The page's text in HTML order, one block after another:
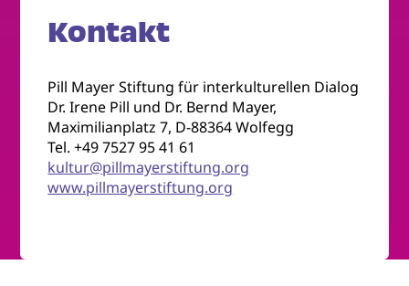
Kontakt
Pill Mayer Stiftung für interkulturellen Dialog
Dr. Irene Pill und Dr. Bernd Mayer,
Maximilianplatz 7, D-88364 Wolfegg
Tel. +49 7527 95 41 61
kultur@pillmayerstiftung.org
www.pillmayerstiftung.org